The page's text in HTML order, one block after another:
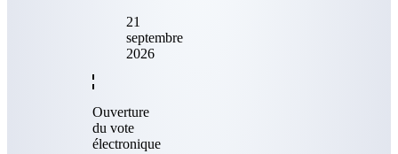
21
septembre
2026
Ouverture
du vote
électronique